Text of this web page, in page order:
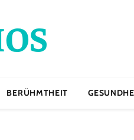
BERÜHMTHEIT